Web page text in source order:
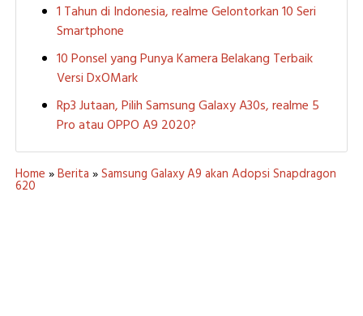
1 Tahun di Indonesia, realme Gelontorkan 10 Seri
Smartphone
10 Ponsel yang Punya Kamera Belakang Terbaik
Versi DxOMark
Rp3 Jutaan, Pilih Samsung Galaxy A30s, realme 5
Pro atau OPPO A9 2020?
Home »Berita »Samsung Galaxy A9 akan Adopsi Snapdragon
620